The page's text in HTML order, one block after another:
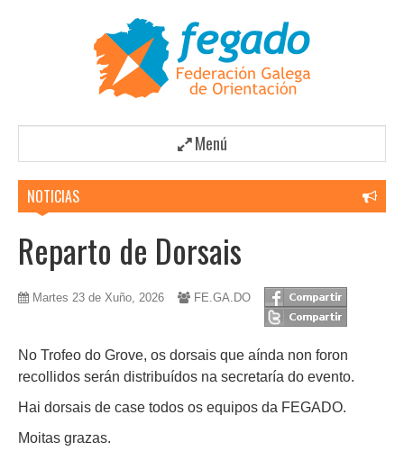
Menú
NOTICIAS
Reparto de Dorsais
Martes 23 de Xuño, 2026 FE.GA.DO
No Trofeo do Grove, os dorsais que aínda non foron
recollidos serán distribuídos na secretaría do evento.
Hai dorsais de case todos os equipos da FEGADO.
Moitas grazas.